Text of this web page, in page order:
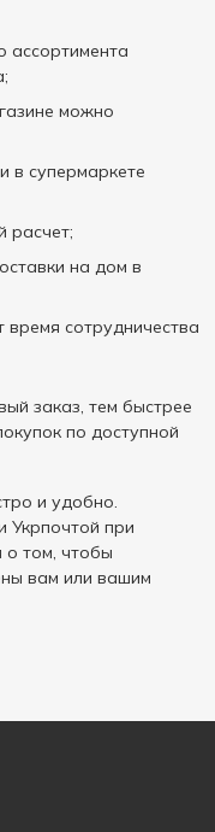
ассортимента
можно
в супермаркете
расчет;
на дом в
время сотрудничества
заказ, тем быстрее
по доступной
и удобно.
Укрпочтой при
о том, чтобы
вам или вашим